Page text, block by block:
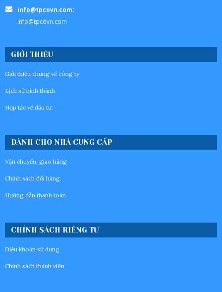
info@tpcovn.com:
info@tpcovn.com
GIỚI THIỆU
Giới thiệu chung về công ty
Lịch sử hình thành
Hợp tác về đầu tư
DÀNH CHO NHÀ CUNG CẤP
Vận chuyển, giao hàng
Chính sách đổi hàng
Hướng dẫn thanh toán
CHÍNH SÁCH RIÊNG TƯ
Điều khoản sử dụng
Chinh sách thành viên